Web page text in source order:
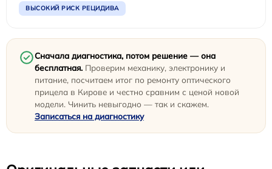
ВЫСОКИЙ РИСК РЕЦИДИВА
Сначала диагностика, потом решение — она
бесплатная. Проверим механику, электронику и
питание, посчитаем итог по ремонту оптического
прицела в Кирове и честно сравним с ценой новой
модели. Чинить невыгодно — так и скажем.
Записаться на диагностику